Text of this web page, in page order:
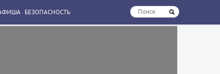
БЕЗОПАСНОСТЬ